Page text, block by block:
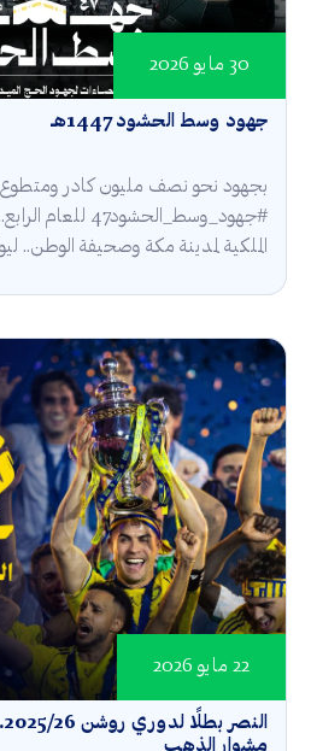
جهود وسط الحشود 1447هـ
30 مايو 2026
بجهود نحو نصف مليون كادر ومتطوع..
الملكية لمدينة مكة وصحيفة الوطن..
مشوار الذهب
22 مايو 2026